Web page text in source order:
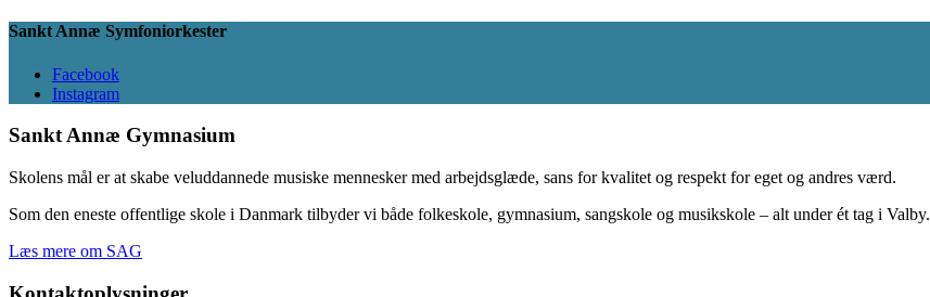
Sankt Annæ Symfoniorkester
Facebook
Instagram
Sankt Annæ Gymnasium
Skolens mål er at skabe veluddannede musiske mennesker med arbejdsglæde, sans for kvalitet og respekt for eget og andres værd.
Som den eneste offentlige skole i Danmark tilbyder vi både folkeskole, gymnasium, sangskole og musikskole – alt under ét tag i Valby.
Læs mere om SAG